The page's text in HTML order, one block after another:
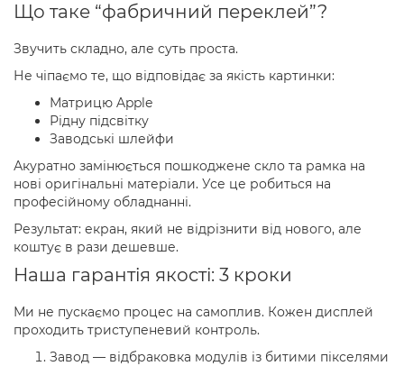
Що таке “фабричний переклей”?
Звучить складно, але суть проста.
Не чіпаємо те, що відповідає за якість картинки:
Матрицю Apple
Рідну підсвітку
Заводські шлейфи
Акуратно замінюється пошкоджене скло та рамка на
нові оригінальні матеріали. Усе це робиться на
професійному обладнанні.
Результат: екран, який не відрізнити від нового, але
коштує в рази дешевше.
Наша гарантія якості: 3 кроки
Ми не пускаємо процес на самоплив. Кожен дисплей
проходить триступеневий контроль.
Завод — відбраковка модулів із битими пікселями